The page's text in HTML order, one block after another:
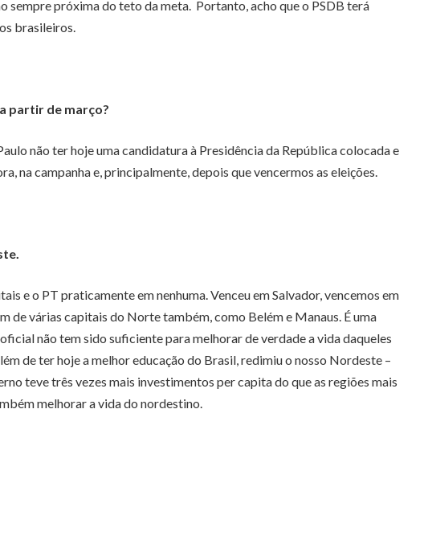
sempre próxima do teto da meta. Portanto, acho que o PSDB terá
brasileiros.
partir de março?
não ter hoje uma candidatura à Presidência da República colocada e
na campanha e, principalmente, depois que vencermos as eleições.
e o PT praticamente em nenhuma. Venceu em Salvador, vencemos em
de várias capitais do Norte também, como Belém e Manaus. É uma
não tem sido suficiente para melhorar de verdade a vida daqueles
de ter hoje a melhor educação do Brasil, redimiu o nosso Nordeste –
teve três vezes mais investimentos per capita do que as regiões mais
melhorar a vida do nordestino.